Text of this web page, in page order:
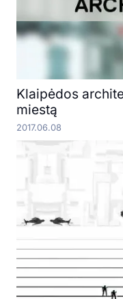
Klaipėdos
miestą
2017.06.08